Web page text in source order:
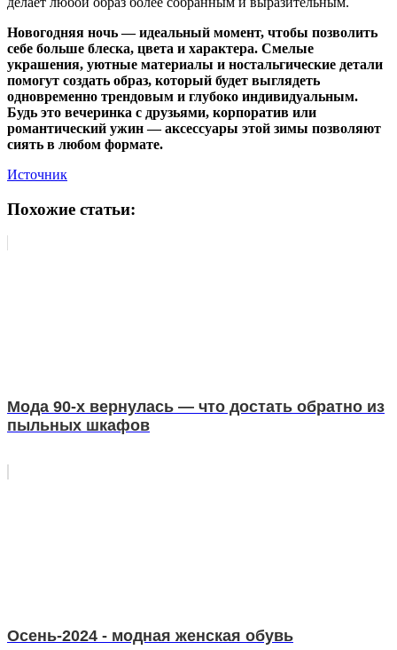
Новогодняя ночь — идеальный момент, чтобы позволить
себе больше блеска, цвета и характера. Смелые
украшения, уютные материалы и ностальгические детали
помогут создать образ, который будет выглядеть
одновременно трендовым и глубоко индивидуальным.
Будь это вечеринка с друзьями, корпоратив или
романтический ужин — аксессуары этой зимы позволяют
сиять в любом формате.
Источник
Похожие статьи:
Мода 90-х вернулась — что достать обратно из
пыльных шкафов
Осень-2024 - модная женская обувь